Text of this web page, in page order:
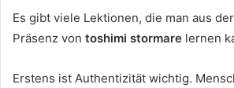
Es gibt viele Lektionen, die man aus
Präsenz von toshimi stormare lernen
Erstens ist Authentizität wichtig.